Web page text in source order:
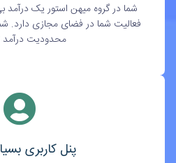
شما در گروه میهن استور یک درآمد
فعالیت شما در فضای مجازی دارد.
محدودیت درآمد
پنل کاربری